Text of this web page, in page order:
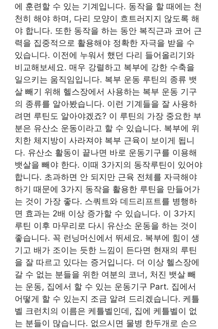
에 훈련할 수 있는 기계입니다. 동작을 할 때에는 천
천히 해야 하며, 다리 모양이 흐트러지지 않도록 해
야 합니다. 또한 동작을 하는 동안 복직근과 코어 근
력을 집중적으로 활용해야 정확한 자극을 받을 수
있습니다. 이전에 누워서 했던 다리 들어올리기와
비교해보세요. 매우 강렬하고 복부에 강한 수축을
일으키는 움직임입니다. 복부 운동 루틴의 종류 뱃
살 빼기 위해 헬스장에서 사용하는 복부 운동 기구
의 종류를 알아봤습니다. 이런 기계들을 잘 사용하
려면 루틴도 알아야겠죠? 이 루틴의 가장 중요한 부
분은 유산소 운동이라고 할 수 있습니다. 복부에 위
치한 체지방이 사라져야 복부 근육이 보이게 됩니
다. 유산소 활동이 끝나면 바로 운동기구를 이용해
뱃살을 빼야 한다. 이때 3가지의 동작루틴이 있어야
합니다. 초과하면 안 되지만 근육 전체를 자극해야
하기 때문에 3가지 동작을 활용한 루틴을 만들어가
는 것이 가장 좋다. 스쿼트와 데드리프트를 병행하
면 효과는 2배 이상 증가할 수 있습니다. 이 3가지
루틴 이후 마무리로 다시 유산소 운동을 하는 것이
좋습니다. 꼭 런닝머신에서 뛰세요. 복부에 힘이 생
기고 배가 조이는 듯한 느낌이 든다면 현재의 루틴
을 잘 따르고 있다는 증거입니다. 더 이상 헬스장에
갈 수 없는 분들을 위한 여분의 코너, 처진 뱃살 빼
는 운동, 집에서 할 수 있는 운동기구 Part. 집에서
어떻게 할 수 있는지 조금 알려 드리겠습니다. 케틀
벨 크런치의 이름은 케틀벨인데, 집에 케틀벨이 없
는 분들이 많습니다. 없으시면 물병 한두개로 손으